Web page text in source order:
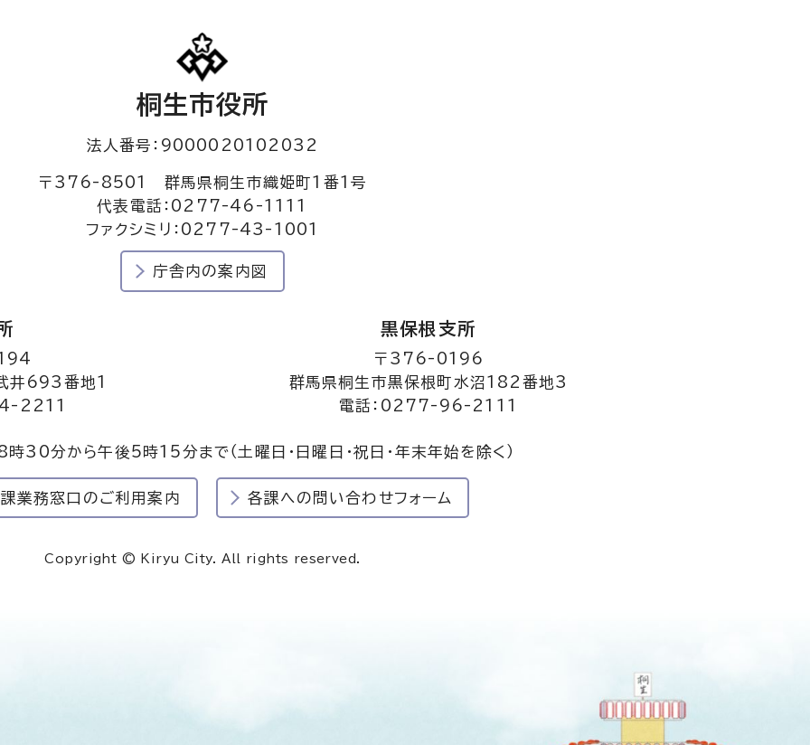
桐生市役所
法人番号：9000020102032
〒376-8501 群馬県桐生市織姫町1番1号
代表電話：0277-46-1111
ファクシミリ：0277-43-1001
庁舎内の案内図
井693番地1
2211
黒保根支所
〒376-0196
群馬県桐生市黒保根町水沼182番地3
電話：0277-96-2111
8時30分から午後5時15分まで（土曜日・日曜日・祝日・年末年始を除く）
業務窓口のご利用案内 各課への問い合わせフォーム
Copyright © Kiryu City. All rights reserved.